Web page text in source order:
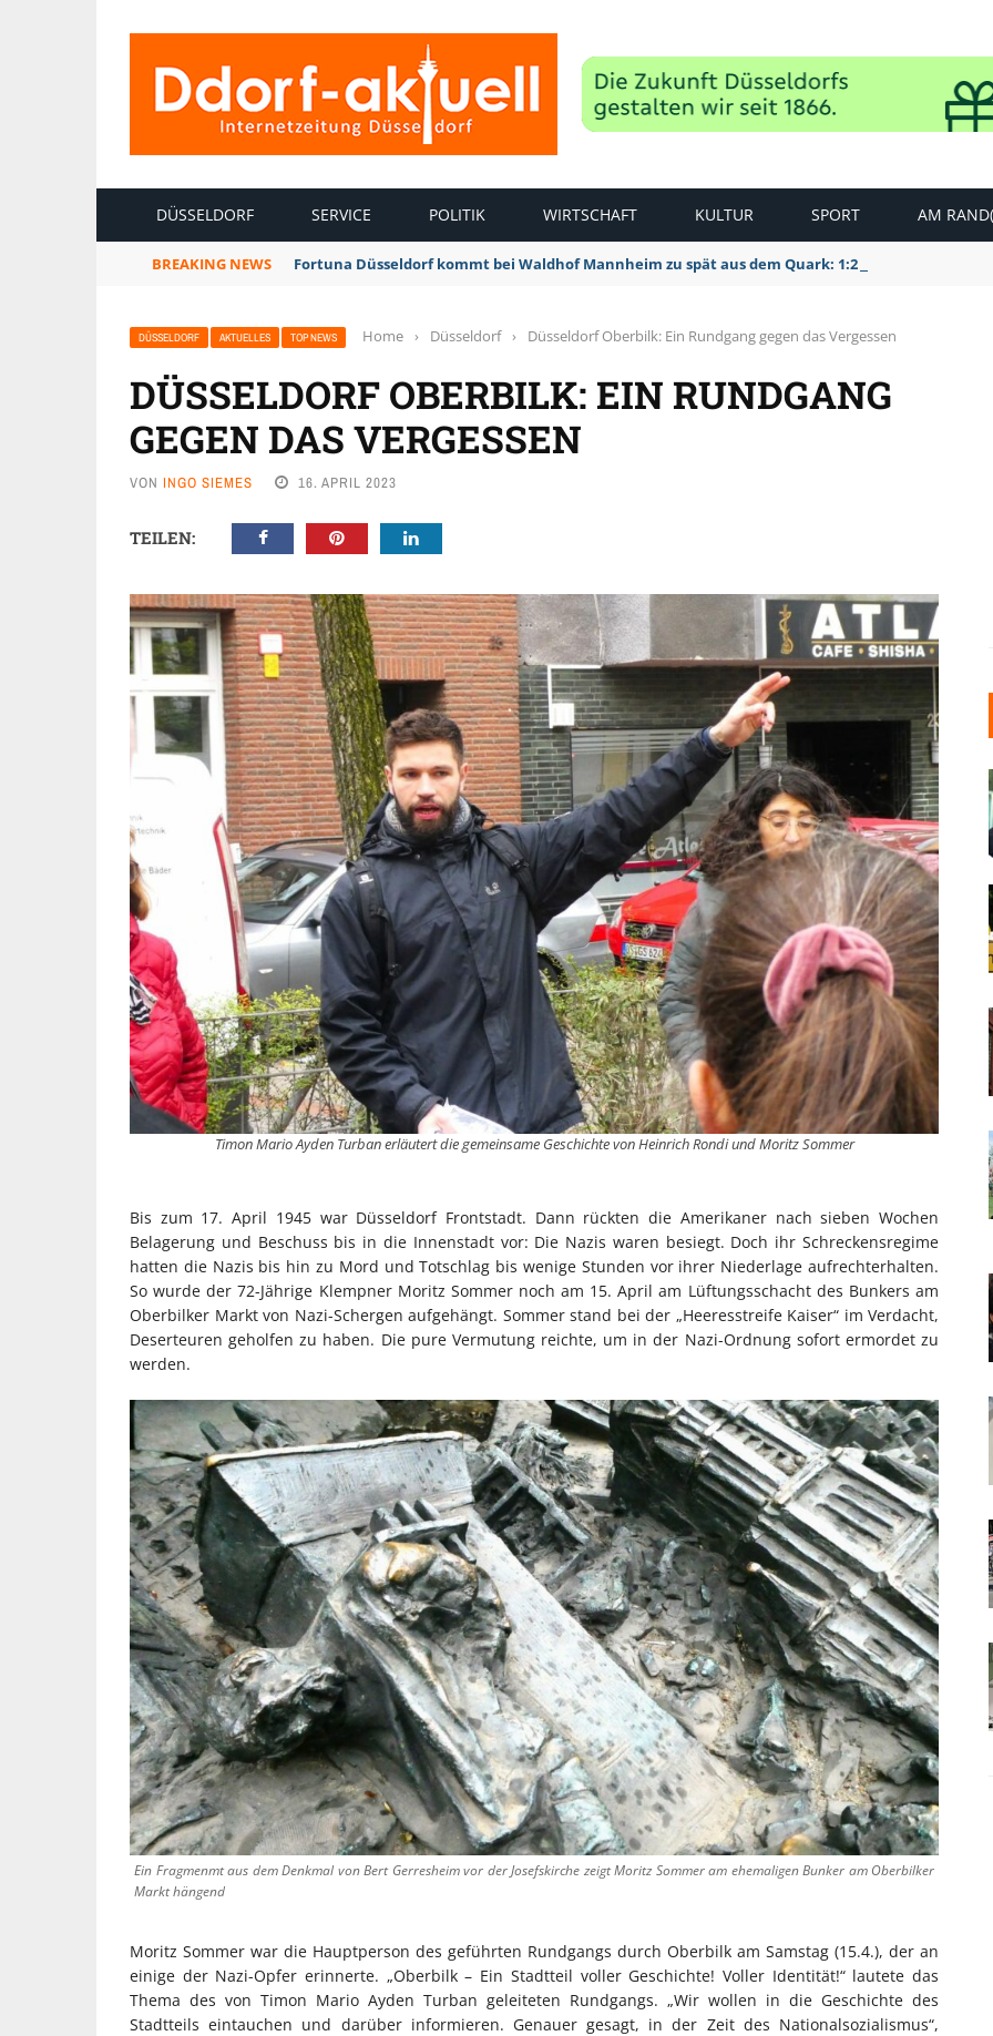
DÜSSELDORF SERVICE POLITIK WIRTSCHAFT KULTUR SPORT AM
BREAKING NEWS Fortuna Düsseldorf kommt bei Waldhof Mannheim zu spät aus dem Quark: 1:2 Niederlage
DÜSSELDORF AKTUELLES TOP NEWS Home › Düsseldorf › Düsseldorf Oberbilk: Ein Rundgang gegen das Vergessen
DÜSSELDORF OBERBILK: EIN RUNDGANG
GEGEN DAS VERGESSEN
VON INGO SIEMES 16. APRIL 2023
TEILEN:
Timon Mario Ayden Turban erläutert die gemeinsame Geschichte von Heinrich Rondi und Moritz Sommer
Bis zum 17. April 1945 war Düsseldorf Frontstadt. Dann rückten die Amerikaner nach sieben Wochen
Belagerung und Beschuss bis in die Innenstadt vor: Die Nazis waren besiegt. Doch ihr Schreckensregime
hatten die Nazis bis hin zu Mord und Totschlag bis wenige Stunden vor ihrer Niederlage aufrechterhalten.
So wurde der 72-Jährige Klempner Moritz Sommer noch am 15. April am Lüftungsschacht des Bunkers am
Oberbilker Markt von Nazi-Schergen aufgehängt. Sommer stand bei der „Heeresstreife Kaiser“ im Verdacht,
Deserteuren geholfen zu haben. Die pure Vermutung reichte, um in der Nazi-Ordnung sofort ermordet zu
werden.
Ein Fragmenmt aus dem Denkmal von Bert Gerresheim vor der Josefskirche zeigt Moritz Sommer am ehemaligen Bunker am Oberbilker
Markt hängend
Moritz Sommer war die Hauptperson des geführten Rundgangs durch Oberbilk am Samstag (15.4.), der an
einige der Nazi-Opfer erinnerte. „Oberbilk – Ein Stadtteil voller Geschichte! Voller Identität!“ lautete das
Thema des von Timon Mario Ayden Turban geleiteten Rundgangs. „Wir wollen in die Geschichte des
Stadtteils eintauchen und darüber informieren. Genauer gesagt, in der Zeit des Nationalsozialismus“,